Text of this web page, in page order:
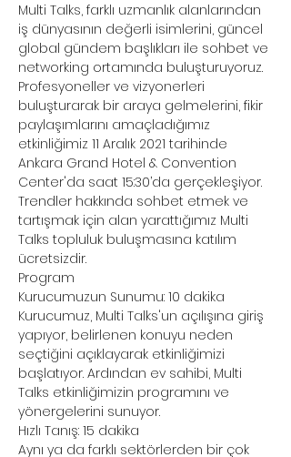
Multi Talks, farklı uzmanlık alanlarından
iş dünyasının değerli isimlerini, güncel
global gündem başlıkları ile sohbet ve
networking ortamında buluşturuyoruz.
Profesyoneller ve vizyonerleri
buluşturarak bir araya gelmelerini, fikir
paylaşımlarını amaçladığımız
etkinliğimiz 11 Aralık 2021 tarihinde
Ankara Grand Hotel & Convention
Center'da saat 15:30’da gerçekleşiyor.
Trendler hakkında sohbet etmek ve
tartışmak için alan yarattığımız Multi
Talks topluluk buluşmasına katılım
ücretsizdir.
Program
Kurucumuzun Sunumu: 10 dakika
Kurucumuz, Multi Talks'un açılışına giriş
yapıyor, belirlenen konuyu neden
seçtiğini açıklayarak etkinliğimizi
başlatıyor. Ardından ev sahibi, Multi
Talks etkinliğimizin programını ve
yönergelerini sunuyor.
Hızlı Tanış: 15 dakika
Aynı ya da farklı sektörlerden bir çok